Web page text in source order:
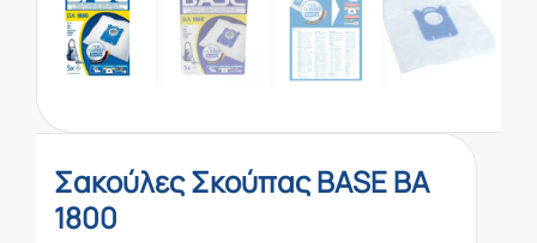
Σακούλες Σκούπας BASE BA
1800